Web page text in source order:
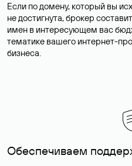
Если по домену, который вы
не достигнута, брокер
имен в интересующем вас
тематике вашего интернет-
бизнеса.
Обеспечиваем